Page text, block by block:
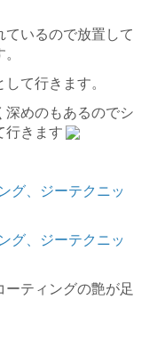
いるので放置して
て行きます。
深めのもあるのでシ
行きます
ティングの艶が足